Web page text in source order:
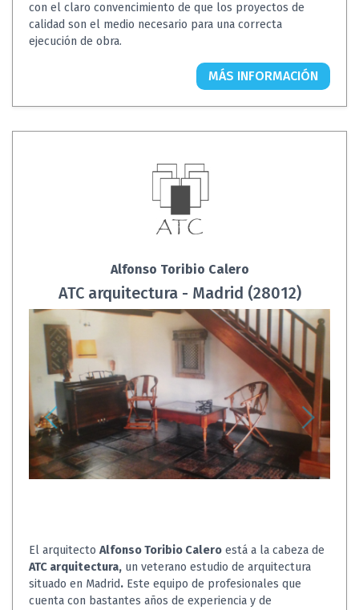
con el claro convencimiento de que los proyectos de
calidad son el medio necesario para una correcta
ejecución de obra.
MÁS INFORMACIÓN
Alfonso Toribio Calero
ATC arquitectura - Madrid (28012)
El arquitecto Alfonso Toribio Calero está a la cabeza de
ATC arquitectura, un veterano estudio de arquitectura
situado en Madrid. Este equipo de profesionales que
cuenta con bastantes años de experiencia y de